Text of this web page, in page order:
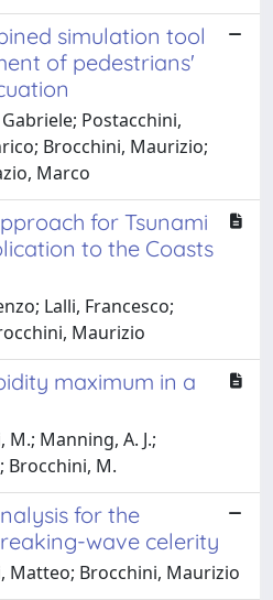
simulation tool
of pedestrians'
Postacchini,
Brocchini, Maurizio;
Marco
for Tsunami
to the Coasts
Lalli, Francesco;
Maurizio
maximum in a
Manning, A. J.;
Brocchini, M.
for the
wave celerity
Matteo; Brocchini, Maurizio